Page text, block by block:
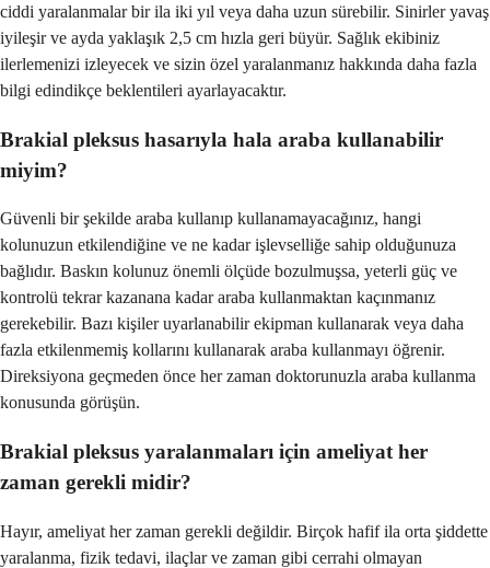
ciddi yaralanmalar bir ila iki yıl veya daha uzun sürebilir. Sinirler yavaş
iyileşir ve ayda yaklaşık 2,5 cm hızla geri büyür. Sağlık ekibiniz
ilerlemenizi izleyecek ve sizin özel yaralanmanız hakkında daha fazla
bilgi edindikçe beklentileri ayarlayacaktır.
Brakial pleksus hasarıyla hala araba kullanabilir
miyim?
Güvenli bir şekilde araba kullanıp kullanamayacağınız, hangi
kolunuzun etkilendiğine ve ne kadar işlevselliğe sahip olduğunuza
bağlıdır. Baskın kolunuz önemli ölçüde bozulmuşsa, yeterli güç ve
kontrolü tekrar kazanana kadar araba kullanmaktan kaçınmanız
gerekebilir. Bazı kişiler uyarlanabilir ekipman kullanarak veya daha
fazla etkilenmemiş kollarını kullanarak araba kullanmayı öğrenir.
Direksiyona geçmeden önce her zaman doktorunuzla araba kullanma
konusunda görüşün.
Brakial pleksus yaralanmaları için ameliyat her
zaman gerekli midir?
Hayır, ameliyat her zaman gerekli değildir. Birçok hafif ila orta şiddette
yaralanma, fizik tedavi, ilaçlar ve zaman gibi cerrahi olmayan